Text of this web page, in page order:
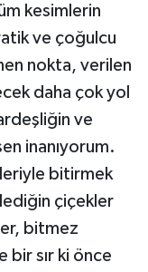
kesimlerin
ve çoğulcu
nokta, verilen
daha çok yol
ve
inanıyorum.
bitirmek
çiçekler
bitmez
bir sır ki önce